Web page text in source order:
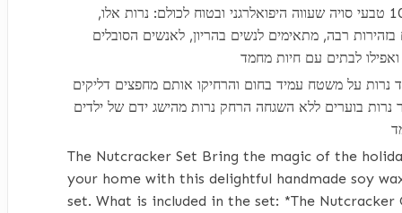
עשוי 100% טבעי סויה שעווה היפואלרגני ובטוח לכולם: נרות אלו,
בזהירות רבה, מתאימים לנשים בהריון, לאנשים הסובלים
ואפילו לבתים עם חיות מחמד
נרות על משטח עמיד בחום והרחיקו אותם מחפצים דליקים
נרות בוערים ללא השגחה הרחק נרות מהישג ידם של ילדים
The Nutcracker Set Bring the magic of the
your home with this delightful handmade soy
set. What is included in the set: *The Nutcracker